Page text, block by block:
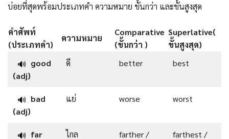
บ่อยที่สุดพร้อมประเภทคำ ความหมาย ขั้นกว่า และขั้นสูงสุด
คำศัพท์
(ประเภทคำ)
ความหมาย
Comparative
(ขั้นกว่า )
Superlative(
ขั้นสูงสุด)
🔊 good
(adj)
ดี better best
🔊 bad
(adj)
แย่ worse worst
🔊 far
ไกล
farther /
farthest /